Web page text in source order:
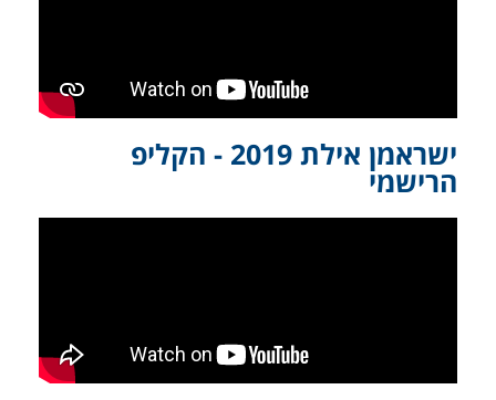
ישראמן אילת 2019 - הקליפ
הרישמי